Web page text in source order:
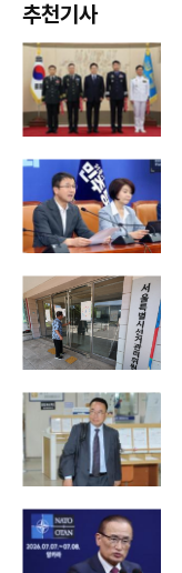
추천기사